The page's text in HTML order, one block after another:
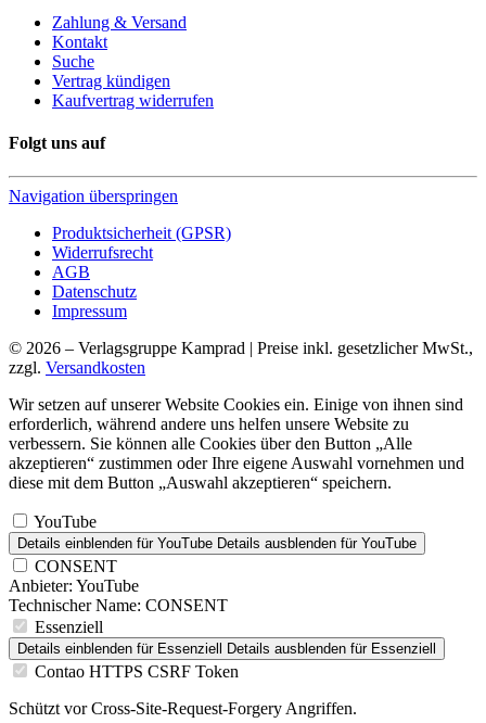
Zahlung & Versand
Kontakt
Suche
Vertrag kündigen
Kaufvertrag widerrufen
Folgt uns auf
Navigation überspringen
Produktsicherheit (GPSR)
Widerrufsrecht
AGB
Datenschutz
Impressum
© 2026 – Verlagsgruppe Kamprad | Preise inkl. gesetzlicher MwSt.,
zzgl. Versandkosten
Wir setzen auf unserer Website Cookies ein. Einige von ihnen sind
erforderlich, während andere uns helfen unsere Website zu
verbessern. Sie können alle Cookies über den Button „Alle
akzeptieren“ zustimmen oder Ihre eigene Auswahl vornehmen und
diese mit dem Button „Auswahl akzeptieren“ speichern.
YouTube
Details einblenden für YouTube Details ausblenden für YouTube
CONSENT
Anbieter: YouTube
Technischer Name: CONSENT
Essenziell
Details einblenden für Essenziell Details ausblenden für Essenziell
Contao HTTPS CSRF Token
Schützt vor Cross-Site-Request-Forgery Angriffen.